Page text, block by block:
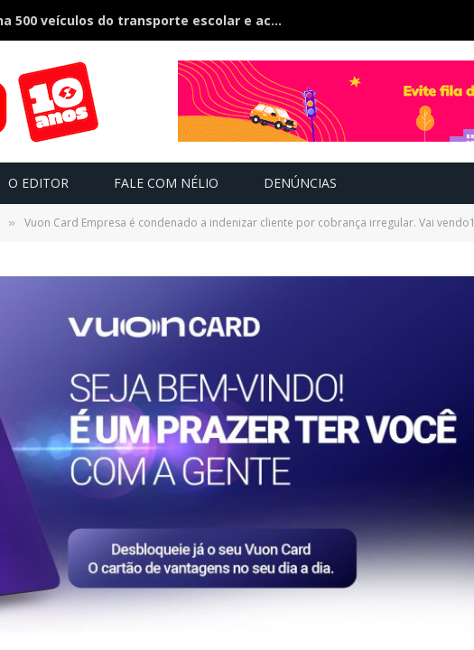
TCE-MS inspeciona 500 veículos do transporte escolar e acompanham contratos de R$ 60 milhões
O EDITOR FALE COM NÉLIO DENÚNCIAS
» Vuon Card Empresa é condenado a indenizar cliente por cobrança irregular. Vai vendo1